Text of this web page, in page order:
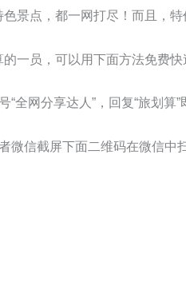
景点，都一网打尽！而且，
一员，可以用下面方法免费快
全网分享达人”，回复“旅划算”
微信截屏下面二维码在微信中